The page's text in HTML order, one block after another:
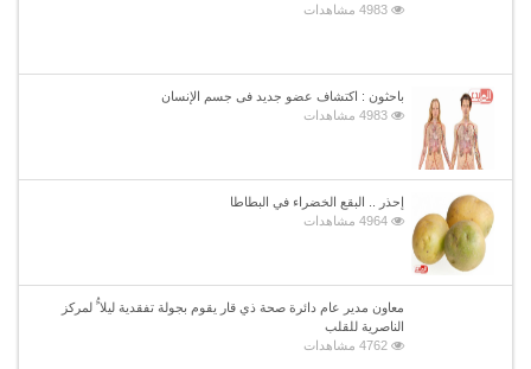
4983 مشاهدات
باحثون : اكتشاف عضو جديد فى جسم الإنسان
4983 مشاهدات
إحذر .. البقع الخضراء في البطاطا
4964 مشاهدات
معاون مدير عام دائرة صحة ذي قار يقوم بجولة تفقدية ليلا ًُ لمركز
الناصرية للقلب
4762 مشاهدات